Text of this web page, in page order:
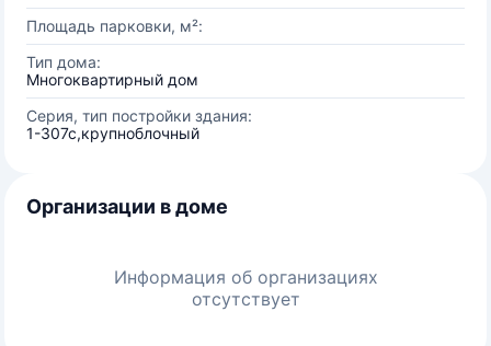
Площадь парковки, м²:
Тип дома:
Многоквартирный дом
Серия, тип постройки здания:
1-307с,крупноблочный
Организации в доме
Информация об организациях
отсутствует